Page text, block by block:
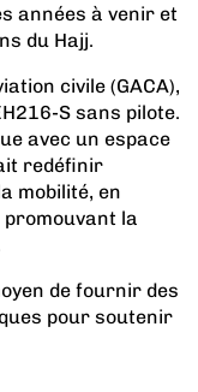
années à venir et
du Hajj.
civile (GACA),
S sans pilote.
avec un espace
redéfinir
mobilité, en
la
de fournir des
pour soutenir